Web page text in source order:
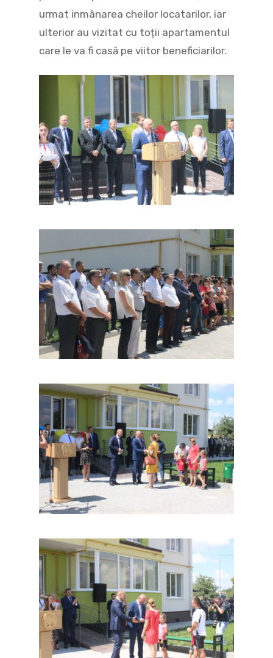
urmat inmânarea cheilor locatarilor, iar
ulterior au vizitat cu toții apartamentul
care le va fi casă pe viitor beneficiarilor.